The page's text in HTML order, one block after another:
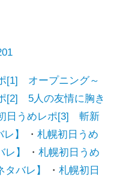
[1] オープニング～
[2] 5人の友情に胸き
日うめレポ[3] 斬新
】
・ 札幌初日うめ
】
・ 札幌初日うめ
バレ】
・ 札幌初日